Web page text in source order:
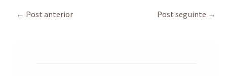
sA
e
← Post anterior Post seguinte →